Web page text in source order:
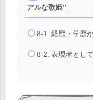
アルな歌姫”
8-1. 経歴・学歴
8-2. 表現者とし